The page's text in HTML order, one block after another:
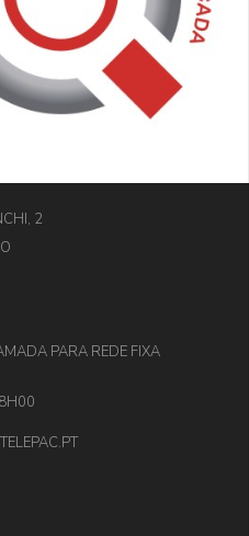
2
PARA REDE FIXA